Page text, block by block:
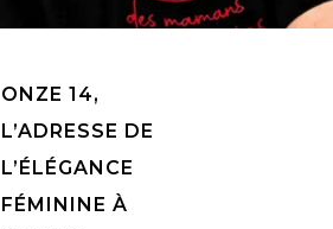
ONZE 14,
L’ADRESSE DE
L’ÉLÉGANCE
FÉMININE À